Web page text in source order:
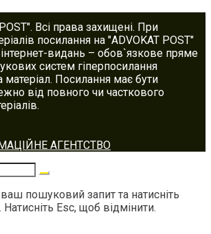
Всі права захищені. При
посилання на "ADVOKAT POST"
видань – обов`язкове пряме
систем гіперпосилання
Посилання має бути
від повного чи часткового
АГЕНТСТВО
пошуковий запит та натисніть
Esc, щоб відмінити.